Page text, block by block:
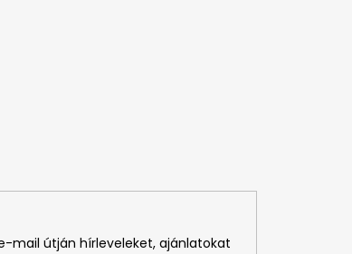
mail útján hírleveleket, ajánlatokat